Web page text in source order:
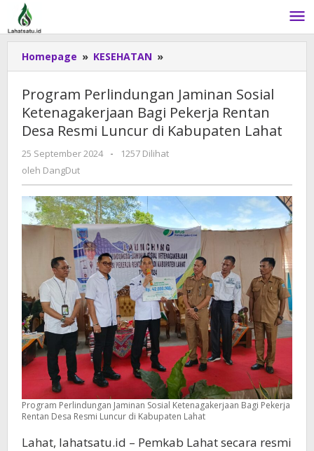
Lewati
konten
Homepage » KESEHATAN »
Perlindungan
Sosial
Ketenagakerjaan
Bagi
Rentan
Resmi
Luncur
di
Kabupaten
Lahat
Program Perlindungan Jaminan Sosial
Ketenagakerjaan Bagi Pekerja Rentan
Desa Resmi Luncur di Kabupaten Lahat
25 September 2024
oleh
-
1257 Dilihat
oleh DangDut
Program Perlindungan Jaminan Sosial Ketenagakerjaan Bagi Pekerja
Rentan Desa Resmi Luncur di Kabupaten Lahat
Lahat, lahatsatu.id – Pemkab Lahat secara resmi